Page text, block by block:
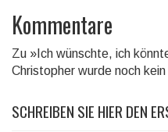
Kommentare
Zu »Ich wünschte, ich
Christopher wurde noch
SCHREIBEN SIE HIER DEN